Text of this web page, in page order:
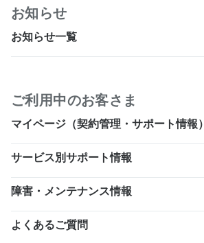
お知らせ
お知らせ一覧
ご利用中のお客さま
マイページ（契約管理・サポート情報）
サービス別サポート情報
障害・メンテナンス情報
よくあるご質問